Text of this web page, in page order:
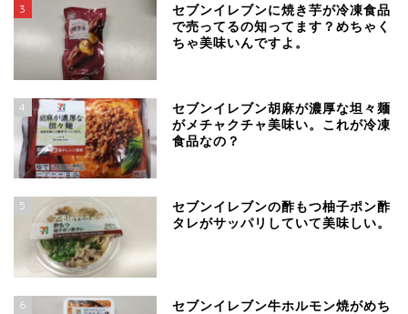
3
セブンイレブンに焼き芋が冷凍食品
で売ってるの知ってます？めちゃく
ちゃ美味いんですよ。
4
セブンイレブン胡麻が濃厚な坦々麺
がメチャクチャ美味い。これが冷凍
食品なの？
5
セブンイレブンの酢もつ柚子ポン酢
タレがサッパリしていて美味しい。
6
セブンイレブン牛ホルモン焼がめち